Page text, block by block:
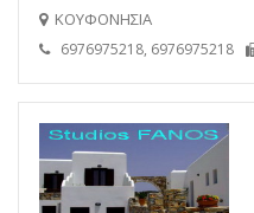
ΚΟΥΦΟΝΗΣΙΑ
6976975218, 6976975218